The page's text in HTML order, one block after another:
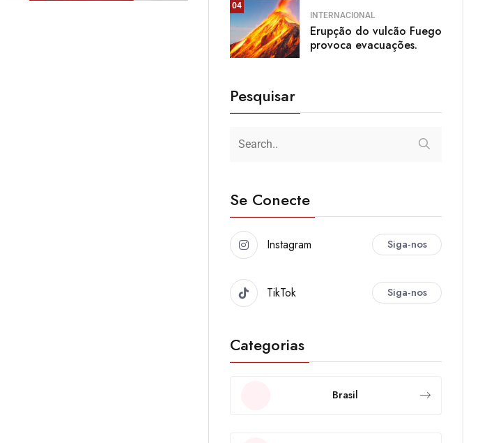
04
INTERNACIONAL
Erupção do vulcão Fuego
provoca evacuações.
Pesquisar
Se Conecte
Instagram Siga-nos
TikTok Siga-nos
Categorias
Brasil